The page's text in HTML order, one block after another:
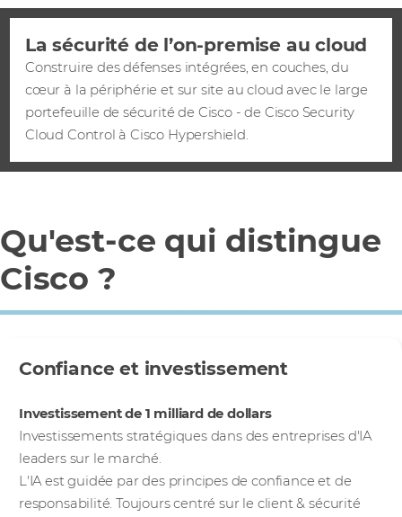
La sécurité de l’on-premise au cloud
Construire des défenses intégrées, en couches, du
cœur à la périphérie et sur site au cloud avec le large
portefeuille de sécurité de Cisco - de Cisco Security
Cloud Control à Cisco Hypershield.
Qu'est-ce qui distingue
Cisco ?
Confiance et investissement
Investissement de 1 milliard de dollars
Investissements stratégiques dans des entreprises d'IA
leaders sur le marché.
L'IA est guidée par des principes de confiance et de
responsabilité. Toujours centré sur le client & sécurité